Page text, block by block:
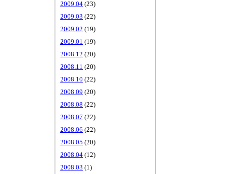
2009.04 (23)
2009.03 (22)
2009.02 (19)
2009.01 (19)
2008.12 (20)
2008.11 (20)
2008.10 (22)
2008.09 (20)
2008.08 (22)
2008.07 (22)
2008.06 (22)
2008.05 (20)
2008.04 (12)
2008.03 (1)